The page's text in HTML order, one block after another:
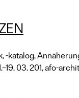
katalog,
03. 201, afo-